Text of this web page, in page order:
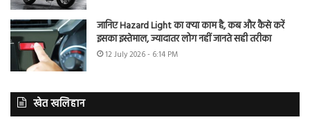
जानिए Hazard Light का क्या काम है, कब और कैसे करें
इसका इस्तेमाल, ज्यादातर लोग नहीं जानते सही तरीका
12 July 2026 - 6:14 PM
खेत खलिहान